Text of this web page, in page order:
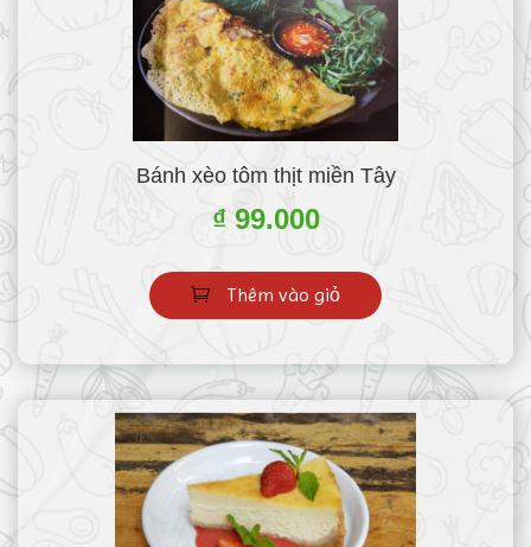
Bánh xèo tôm thịt miền Tây
₫ 99.000
Thêm vào giỏ